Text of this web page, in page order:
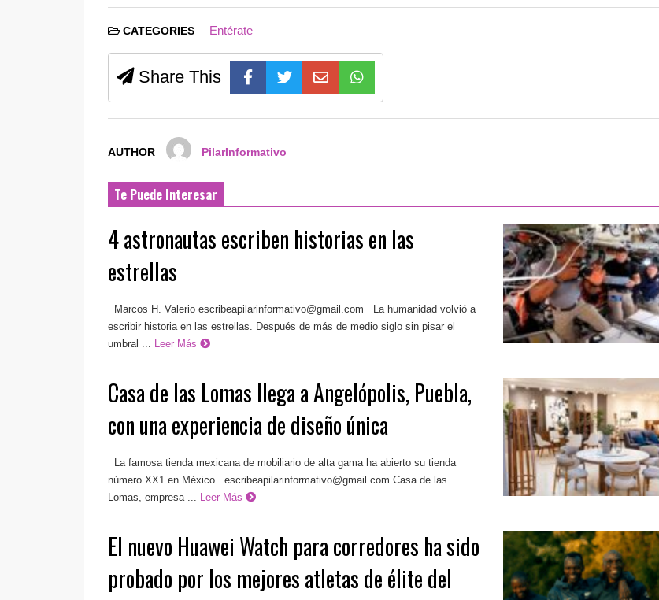
CATEGORIES Entérate
Share This
AUTHOR PilarInformativo
Te Puede Interesar
4 astronautas escriben historias en las
estrellas
Marcos H. Valerioescribeapilarinformativo@gmail.com La humanidad volvió a
escribir historia en las estrellas. Después de más de medio siglo sin pisar el
umbral ...
Leer Más
Casa de las Lomas llega a Angelópolis, Puebla,
con una experiencia de diseño única
La famosa tienda mexicana de mobiliario de alta gama ha abierto su tienda
número XX1 en Méxicoescribeapilarinformativo@gmail.com Casa de las
Lomas, empresa ...
Leer Más
El nuevo Huawei Watch para corredores ha sido
probado por los mejores atletas de élite del